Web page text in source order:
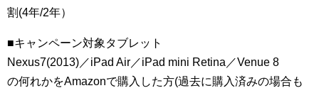
割(4年/2年）
■キャンペーン対象タブレット
Nexus7(2013)／iPad Air／iPad mini Retina／Venue 8
の何れかをAmazonで購入した方(過去に購入済みの場合も